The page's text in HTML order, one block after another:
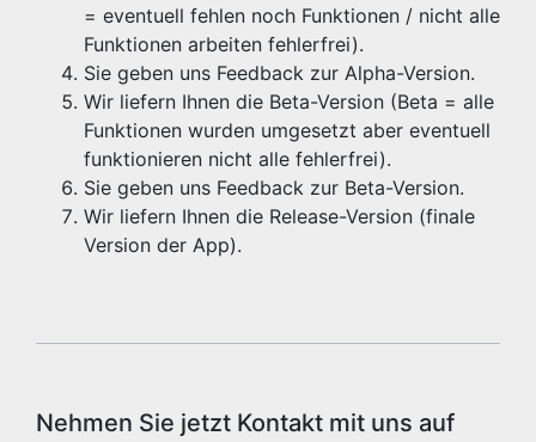
= eventuell fehlen noch Funktionen / nicht alle
Funktionen arbeiten fehlerfrei).
Sie geben uns Feedback zur Alpha-Version.
Wir liefern Ihnen die Beta-Version (Beta = alle
Funktionen wurden umgesetzt aber eventuell
funktionieren nicht alle fehlerfrei).
Sie geben uns Feedback zur Beta-Version.
Wir liefern Ihnen die Release-Version (finale
Version der App).
Nehmen Sie jetzt Kontakt mit uns auf